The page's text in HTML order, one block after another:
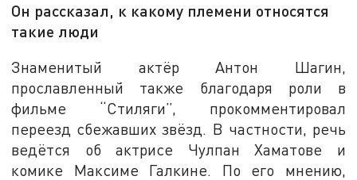
Он рассказал, к какому племени относятся
такие люди
Знаменитый актёр Антон Шагин,
прославленный также благодаря роли в
фильме “Стиляги”, прокомментировал
переезд сбежавших звёзд. В частности, речь
ведётся об актрисе Чулпан Хаматове и
комике Максиме Галкине. По его мнению,